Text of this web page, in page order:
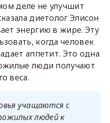
деле не улучшит
диетолог Элисон
энергию в жире. Эту
когда человек
аппетит. Это одна
люди получают
веса.
учащаются с
людей к